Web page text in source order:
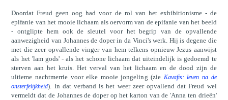
Doordat Freud geen oog had voor de rol van het exhibitionisme - de
epifanie van het mooie lichaam als oervorm van de epifanie van het beeld
- ontglipte hem ook de sleutel voor het begrip van de opvallende
aanwezigheid van Johannes de doper in da Vinci's werk. Hij is degene die
met die zeer opvallende vinger van hem telkens opnieuw Jezus aanwijst
als het 'lam gods' - als het schone lichaam dat uiteindelijk is gedoemd te
sterven aan het kruis. Het verval van het lichaam en de dood zijn de
ultieme nachtmerrie voor elke mooie jongeling (zie Kavafis: leven na de
onsterfelijkheid). In dat verband is het weer zeer opvallend dat Freud wel
vermeldt dat de Johannes de doper op het karton van de 'Anna ten drieën'